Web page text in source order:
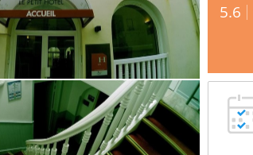
5.6